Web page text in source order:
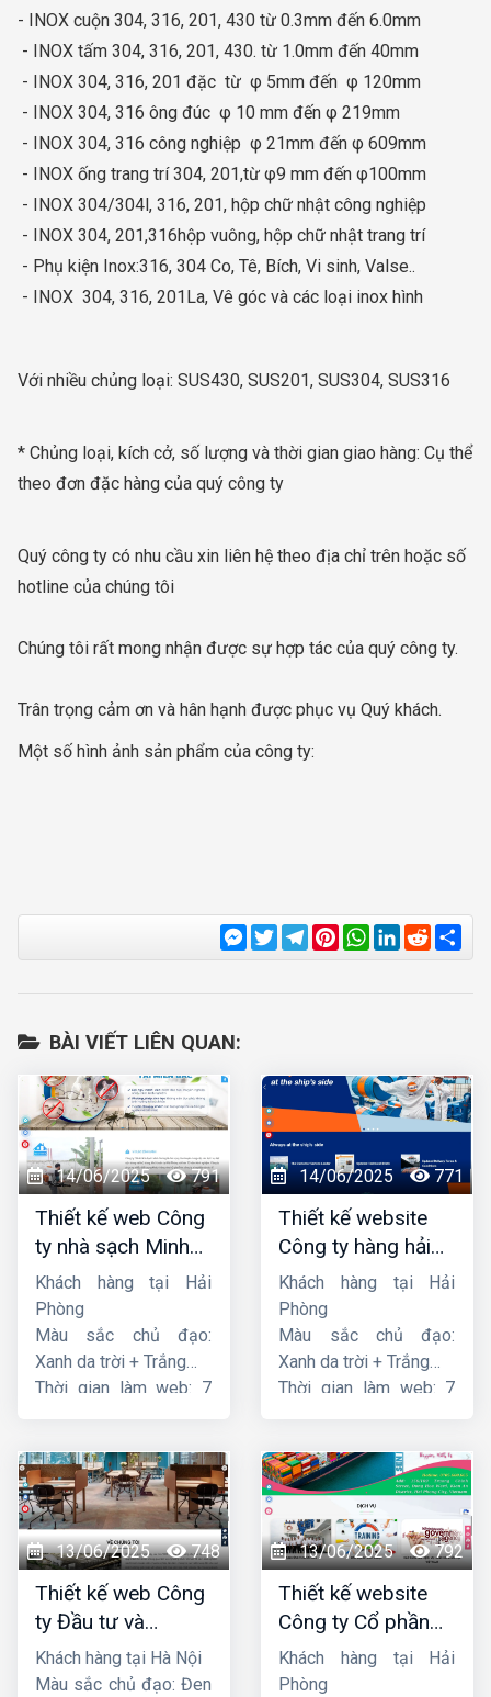
- INOX cuộn 304, 316, 201, 430 từ 0.3mm đến 6.0mm
- INOX tấm 304, 316, 201, 430. từ 1.0mm đến 40mm
- INOX 304, 316, 201 đặc từ φ 5mm đến φ 120mm
- INOX 304, 316 ông đúc φ 10 mm đến φ 219mm
- INOX 304, 316 công nghiệp φ 21mm đến φ 609mm
- INOX ống trang trí 304, 201,từ φ9 mm đến φ100mm
- INOX 304/304l, 316, 201, hộp chữ nhật công nghiệp
- INOX 304, 201,316hộp vuông, hộp chữ nhật trang trí
- Phụ kiện Inox:316, 304 Co, Tê, Bích, Vi sinh, Valse..
- INOX 304, 316, 201La, Vê góc và các loại inox hình
Với nhiều chủng loại: SUS430, SUS201, SUS304, SUS316
* Chủng loại, kích cở, số lượng và thời gian giao hàng: Cụ thể
theo đơn đặc hàng của quý công ty
Quý công ty có nhu cầu xin liên hệ theo địa chỉ trên hoặc số
hotline của chúng tôi
Chúng tôi rất mong nhận được sự hợp tác của quý công ty.
Trân trọng cảm ơn và hân hạnh được phục vụ Quý khách.
Một số hình ảnh sản phẩm của công ty:
Messenger
TwitterTelegram
Pinterest
WhatsApp
LinkedIn
Reddit
BÀI VIẾT LIÊN QUAN:
14/06/2025 791
Thiết kế web Công
ty nhà sạch Minh
Dương
Khách hàng tại Hải
Phòng
Màu sắc chủ đạo:
Xanh da trời + Trắng
Thời gian làm web: 7
14/06/2025 771
Thiết kế website
Công ty hàng hải
liên minh
Khách hàng tại Hải
Phòng
Màu sắc chủ đạo:
Xanh da trời + Trắng
Thời gian làm web: 7
13/06/2025 748
Thiết kế web Công
ty Đầu tư và
Thương mại Five-
Star
Khách hàng tại Hà Nội
Màu sắc chủ đạo: Đen
13/06/2025 792
Thiết kế website
Công ty Cổ phần
dịch vụ hàng hải
Sen
Khách hàng tại Hải
Phòng